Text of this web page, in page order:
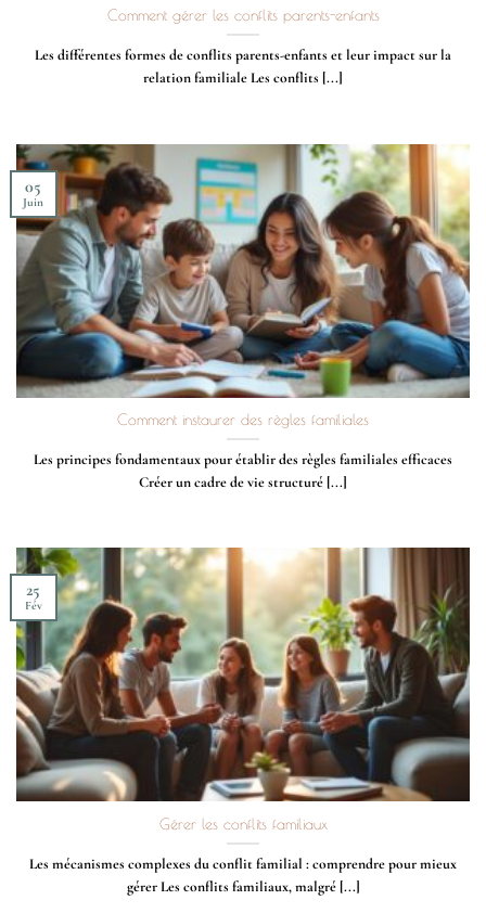
Comment gérer les conflits parents-enfants
Les différentes formes de conflits parents-enfants et leur impact sur la
relation familiale Les conflits [...]
Comment instaurer des règles familiales
Les principes fondamentaux pour établir des règles familiales efficaces
Créer un cadre de vie structuré [...]
05
Juin
Gérer les conflits familiaux
Les mécanismes complexes du conflit familial : comprendre pour mieux
gérer Les conflits familiaux, malgré [...]
25
Fév